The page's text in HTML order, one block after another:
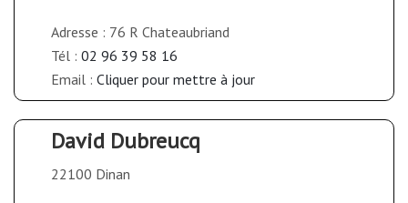
Adresse : 76 R Chateaubriand
Tél : 02 96 39 58 16
Email : Cliquer pour mettre à jour
David Dubreucq
22100 Dinan